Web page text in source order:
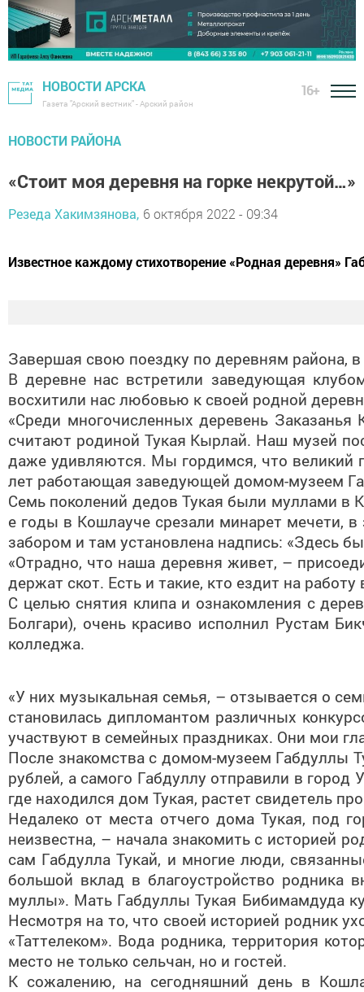
НОВОСТИ АРСКА
Газета "Арский вестник" - Арский район
16+
НОВОСТИ РАЙОНА
«Стоит моя деревня на горке некрутой…»
Резеда Хакимзянова, 6 октября 2022 - 09:34
Известное каждому стихотворение «Родная деревня»
Завершая свою поездку по деревням района,
В деревне нас встретили заведующая
восхитили нас любовью к своей родной
«Среди многочисленных деревень
считают родиной Тукая Кырлай. Наш музей
даже удивляются. Мы гордимся, что великий
лет работающая заведующей домом-музеем
Семь поколений дедов Тукая были муллами в
е годы в Кошлауче срезали минарет мечети,
забором и там установлена надпись: «Здесь
«Отрадно, что наша деревня живет, –
держат скот. Есть и такие, кто ездит на
С целью снятия клипа и ознакомления с
Болгари), очень красиво исполнил Рустам
колледжа.
«У них музыкальная семья, – отзывается о
становилась дипломантом различных
участвуют в семейных праздниках. Они мои
После знакомства с домом-музеем Габдуллы
рублей, а самого Габдуллу отправили в
где находился дом Тукая, растет свидетель
Недалеко от места отчего дома Тукая, под
неизвестна, – начала знакомить с историей
сам Габдулла Тукай, и многие люди,
большой вклад в благоустройство родника
муллы». Мать Габдуллы Тукая Бибимамдуда
Несмотря на то, что своей историей родник
«Таттелеком». Вода родника, территория
место не только сельчан, но и гостей.
К сожалению, на сегодняшний день в